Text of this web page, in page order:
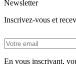
Newsletter
Inscrivez-vous et
En vous inscrivant,